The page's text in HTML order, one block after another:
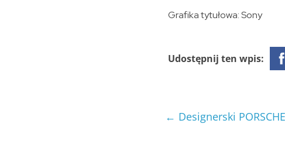
Grafika tytułowa: Sony
Udostępnij ten wpis:
← Designerski